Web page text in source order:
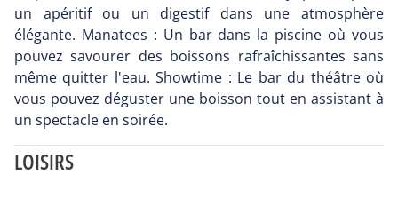
un apéritif ou un digestif dans une atmosphère
élégante. Manatees : Un bar dans la piscine où vous
pouvez savourer des boissons rafraîchissantes sans
même quitter l'eau. Showtime : Le bar du théâtre où
vous pouvez déguster une boisson tout en assistant à
un spectacle en soirée.
LOISIRS